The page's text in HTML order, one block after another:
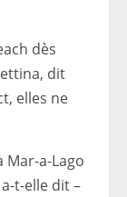
dès
dit
elles ne
Mar-a-Lago
t-elle dit –